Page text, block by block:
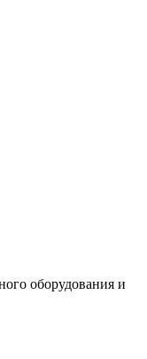
оборудования и